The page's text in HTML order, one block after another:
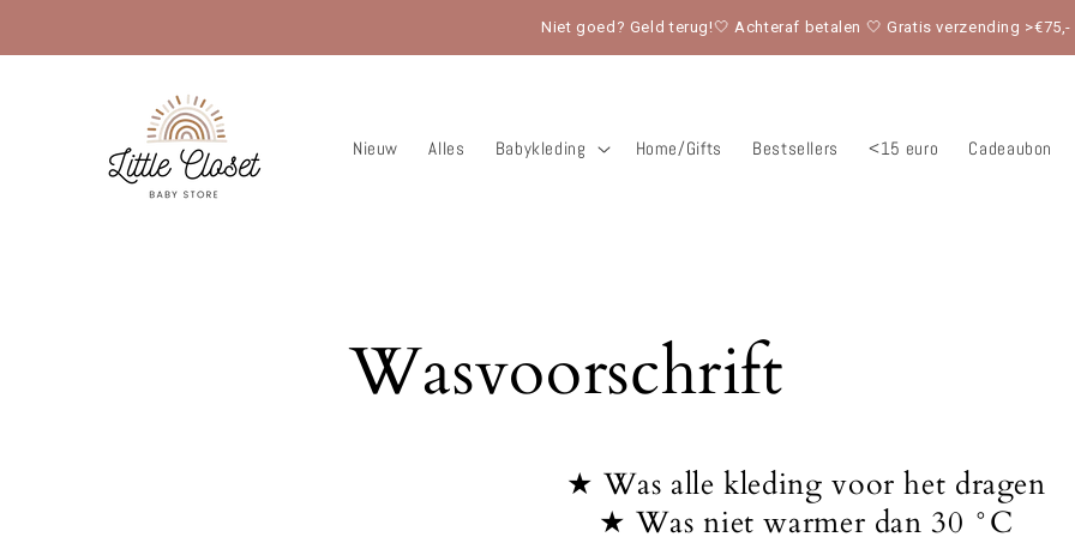
Niet goed? Geld terug!🤍 Achteraf betalen 🤍 Gratis verzending >€75,-
Nieuw Alles Babykleding Home/Gifts Bestsellers <15 euro Cadeaubon
Wasvoorschrift
★ Was alle kleding voor het dragen
★ Was niet warmer dan 30 °C